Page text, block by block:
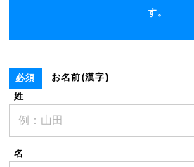
す。
お名前(漢字)
姓
名